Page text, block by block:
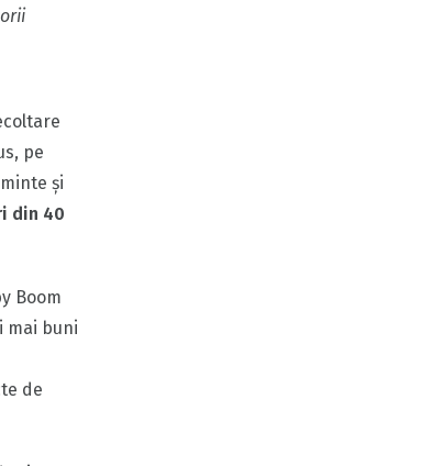
pe
și
din 40
Boom
mai buni
de